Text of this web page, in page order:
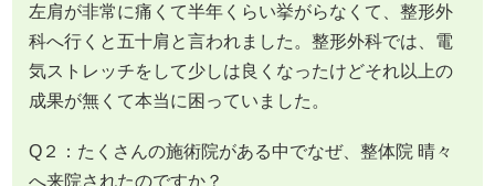
左肩が非常に痛くて半年くらい挙がらなくて、整形外
科へ行くと五十肩と言われました。整形外科では、電
気ストレッチをして少しは良くなったけどそれ以上の
成果が無くて本当に困っていました。
Q２：たくさんの施術院がある中でなぜ、整体院 晴々
へ来院されたのですか？